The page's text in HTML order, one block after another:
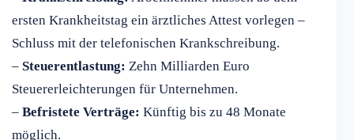
ersten Krankheitstag ein ärztliches Attest vorlegen –
Schluss mit der telefonischen Krankschreibung.
– Steuerentlastung: Zehn Milliarden Euro
Steuererleichterungen für Unternehmen.
– Befristete Verträge: Künftig bis zu 48 Monate
möglich.